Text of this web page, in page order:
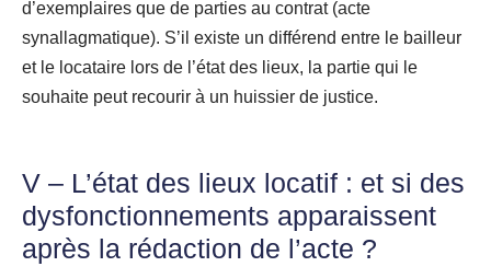
d’exemplaires que de parties au contrat (acte
synallagmatique). S’il existe un différend entre le bailleur
et le locataire lors de l’état des lieux, la partie qui le
souhaite peut recourir à un huissier de justice.
V – L’état des lieux locatif : et si des
dysfonctionnements apparaissent
après la rédaction de l’acte ?